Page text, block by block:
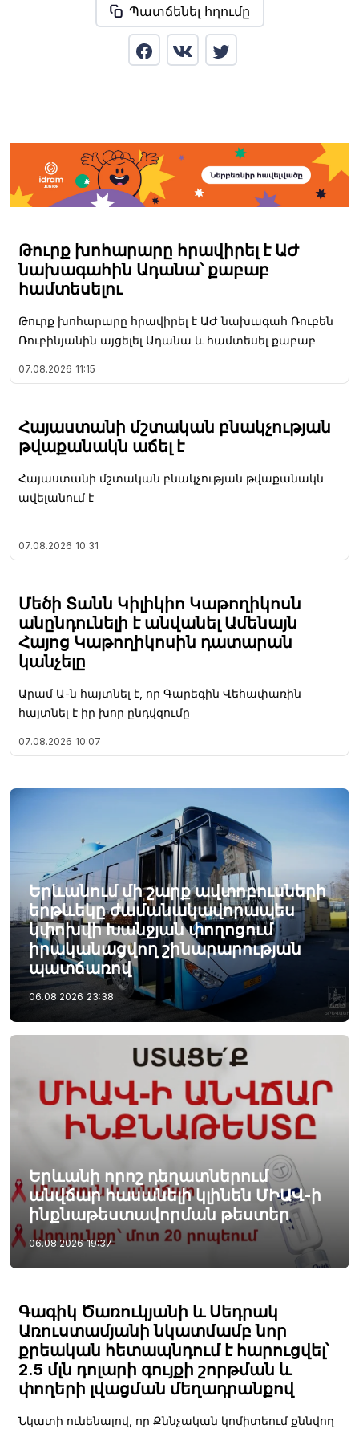
Պատճենել հղումը
Թուրք խոհարարը հրավիրել է ԱԺ
նախագահին Ադանա՝ քաբաբ
համտեսելու
Թուրք խոհարարը հրավիրել է ԱԺ նախագահ Ռուբեն
Ռուբինյանին այցելել Ադանա և համտեսել քաբաբ
07.08.2026 11:15
Հայաստանի մշտական բնակչության
թվաքանակն աճել է
Հայաստանի մշտական բնակչության թվաքանակն
ավելանում է
07.08.2026 10:31
Մեծի Տանն Կիլիկիո Կաթողիկոսն
անընդունելի է անվանել Ամենայն
Հայոց Կաթողիկոսին դատարան
կանչելը
Արամ Ա-ն հայտնել է, որ Գարեգին Վեհափառին
հայտնել է իր խոր ընդվզումը
07.08.2026 10:07
Երևանում մի շարք ավտոբուսների
երթևեկը ժամանակավորապես
կփոխվի Խանջյան փողոցում
իրականացվող շինարարության
պատճառով
06.08.2026 23:38
Երևանի որոշ դեղատներում
անվճար հասանելի կլինեն ՄԻԱՎ-ի
ինքնաթեստավորման թեստեր
06.08.2026 19:37
Գագիկ Ծառուկյանի և Սեդրակ
Առուստամյանի նկատմամբ նոր
քրեական հետապնդում է հարուցվել՝
2.5 մլն դոլարի գույքի շորթման և
փողերի լվացման մեղադրանքով
Նկատի ունենալով, որ Քննչական կոմիտեում քննվող